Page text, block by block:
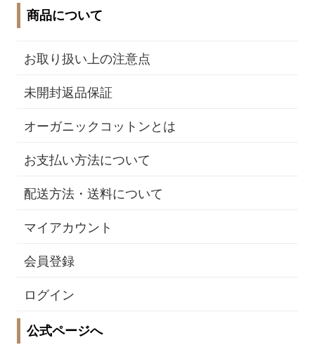
商品について
お取り扱い上の注意点
未開封返品保証
オーガニックコットンとは
お支払い方法について
配送方法・送料について
マイアカウント
会員登録
ログイン
公式ページへ